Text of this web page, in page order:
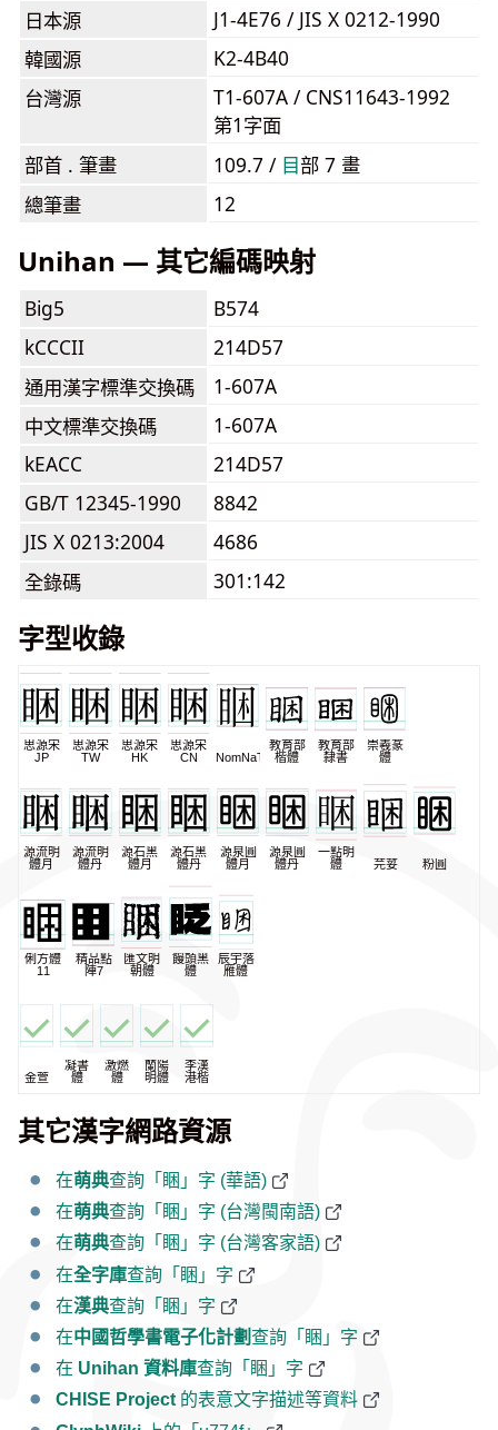
日本源
J1-4E76 / JIS X 0212-1990
韓國源
K2-4B40
台灣源
T1-607A / CNS11643-1992
第1字面
部首 . 筆畫
109.7 / ⽬部 7 畫
總筆畫
12
Unihan — 其它編碼映射
Big5
B574
kCCCII
214D57
通用漢字標準交換碼
1-607A
中文標準交換碼
1-607A
kEACC
214D57
GB/T 12345-1990
8842
JIS X 0213:2004
4686
全錄碼
301:142
字型收錄
思源宋
JP
思源宋
TW
思源宋
HK
思源宋
CN
NomNaTong
教育部
楷體
教育部
隸書
崇羲篆
體
源流明
體月
源流明
體丹
源石黑
體月
源石黑
體丹
源泉圓
體月
源泉圓
體丹
一點明
體
芫荽 粉圓
俐方體
11
精品點
陣7
匯文明
朝體
饅頭黑
體
辰宇落
雁體
金萱
凝書
體
激燃
體
蘭陽
明體
李漢
港楷
其它漢字網路資源
在萌典查詢「睏」字 (華語)
在萌典查詢「睏」字 (台灣閩南語)
在萌典查詢「睏」字 (台灣客家語)
在全字庫查詢「睏」字
在漢典查詢「睏」字
在中國哲學書電子化計劃查詢「睏」字
在 Unihan 資料庫查詢「睏」字
CHISE Project 的表意文字描述等資料